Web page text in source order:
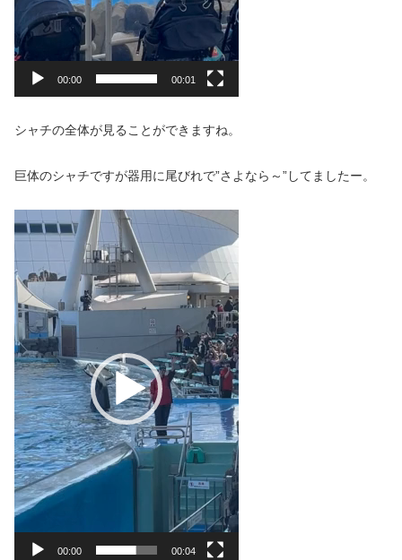
00:00 00:01
シャチの全体が見ることができますね。
巨体のシャチですが器用に尾びれで”さよなら～”してましたー。
動
画
プ
レ
ー
ー
00:00 00:04